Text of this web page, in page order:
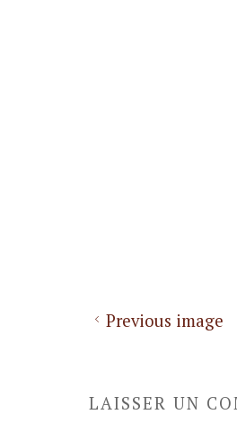
Previous image
LAISSER UN